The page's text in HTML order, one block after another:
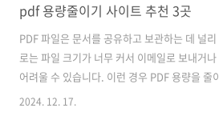
pdf 용량줄이기 사이트 추천 3곳
PDF 파일은 문서를 공유하고 보관하는 데 널
로는 파일 크기가 너무 커서 이메일로 보내거
어려울 수 있습니다. 이런 경우 PDF 용량을 줄
히도 온라인에서 무료로 사용할 수 있는 여러 가
2024. 12. 17.